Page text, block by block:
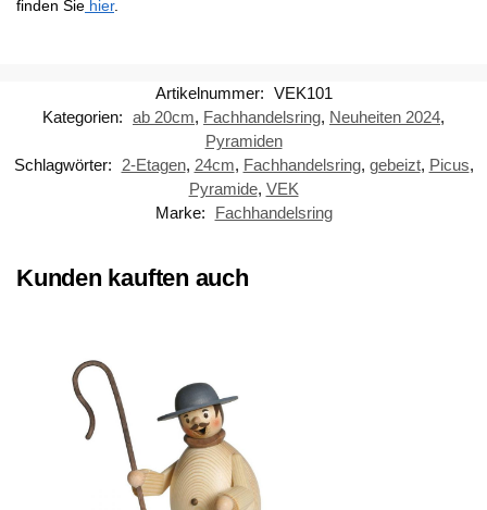
finden Sie hier.
Artikelnummer: VEK101
Kategorien: ab 20cm, Fachhandelsring, Neuheiten 2024,
Pyramiden
Schlagwörter:
2-Etagen, 24cm, Fachhandelsring, gebeizt, Picus,
Pyramide, VEK
Marke:
Fachhandelsring
Kunden kauften auch